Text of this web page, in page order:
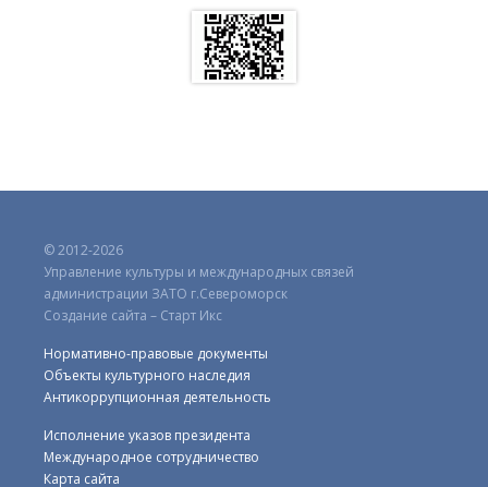
© 2012-2026
Управление культуры и международных связей
администрации ЗАТО г.Североморск
Создание сайта – Старт Икс
Нормативно-правовые документы
Объекты культурного наследия
Антикоррупционная деятельность
Исполнение указов президента
Международное сотрудничество
Карта сайта